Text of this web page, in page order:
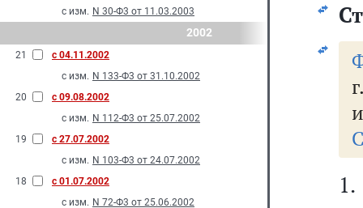
с изм. N 30-Ф3 от 11.03.2003
2002
21
с 04.11.2002
с изм. N 133-Ф3 от 31.10.2002
20
с 09.08.2002
с изм. N 112-Ф3 от 25.07.2002
19
с 27.07.2002
с изм. N 103-Ф3 от 24.07.2002
18
с 01.07.2002
с изм. N 72-Ф3 от 25.06.2002